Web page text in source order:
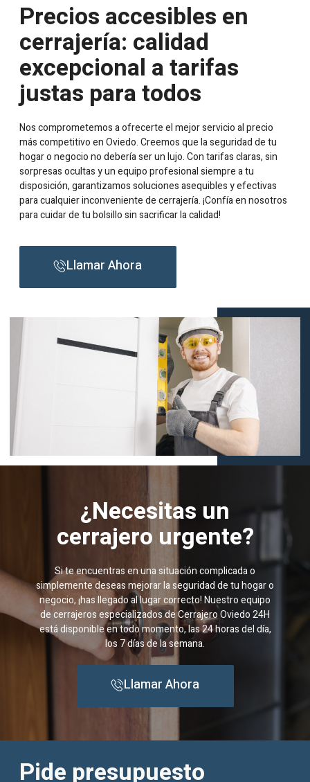
Precios accesibles en
cerrajería: calidad
excepcional a tarifas
justas para todos
Nos comprometemos a ofrecerte el mejor servicio al precio
más competitivo en Oviedo. Creemos que la seguridad de tu
hogar o negocio no debería ser un lujo. Con tarifas claras, sin
sorpresas ocultas y un equipo profesional siempre a tu
disposición, garantizamos soluciones asequibles y efectivas
para cualquier inconveniente de cerrajería. ¡Confía en nosotros
para cuidar de tu bolsillo sin sacrificar la calidad!
Llamar Ahora
¿Necesitas un
cerrajero urgente?
Si te encuentras en una situación complicada o
simplemente deseas mejorar la seguridad de tu hogar o
negocio, ¡has llegado al lugar correcto! Nuestro equipo
de cerrajeros especializados de Cerrajero Oviedo 24H
está disponible en todo momento, las 24 horas del día,
los 7 días de la semana.
Llamar Ahora
Pide presupuesto